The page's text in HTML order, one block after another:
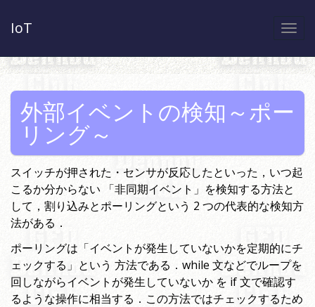
IoT
外部イベントの検知～ポー
リング～
スイッチが押された・センサが反応したといった，いつ起
こるか分からない 「非同期イベント」を検知する方法と
して，割り込みとポーリングという 2 つの代表的な検知方
法がある．
ポーリングは「イベントが発生していないかを定期的にチ
ェックする」という 方法である．while 文などでループを
回しながらイベントが発生していないか を if 文で確認す
るような操作に相当する．この方法ではチェックするため